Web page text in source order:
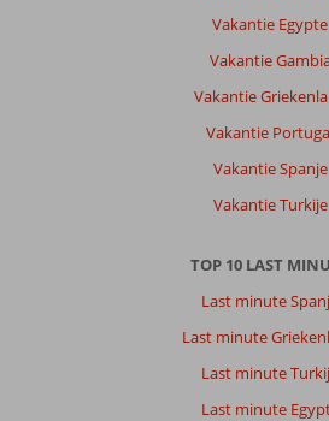
Vakantie Egypte
Vakantie
Vakantie
Vakantie
Vakantie Spanje
Vakantie Turkije
TOP 10 LAST
Last minute
Last minute
Last minute
Last minute